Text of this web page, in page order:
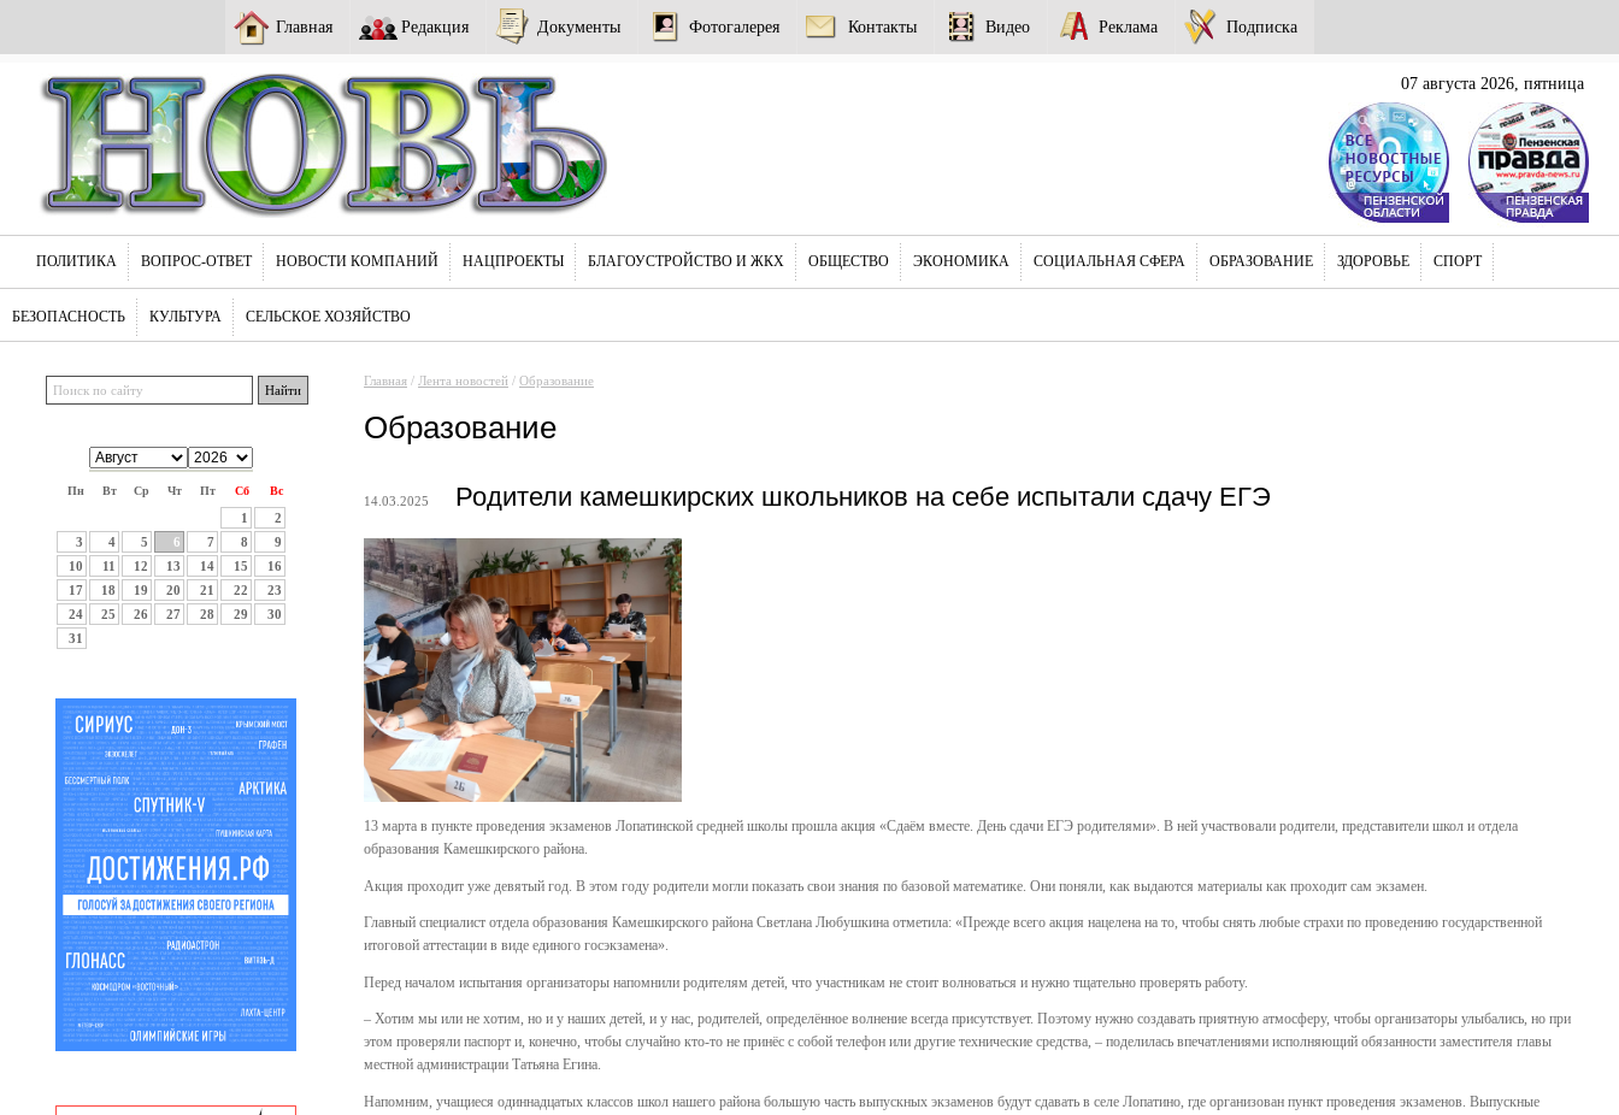
Главная Редакция Документы Фотогалерея Контакты Видео Реклама Подписка
07 августа 2026, пятница
ПОЛИТИКА ВОПРОС-ОТВЕТ НОВОСТИ КОМПАНИЙ НАЦПРОЕКТЫ БЛАГОУСТРОЙСТВО И ЖКХ ОБЩЕСТВО ЭКОНОМИКА СОЦИАЛЬНАЯ СФЕРА ОБРАЗОВАНИЕ ЗДОРОВЬЕ СПОРТ
БЕЗОПАСНОСТЬ КУЛЬТУРА СЕЛЬСКОЕ ХОЗЯЙСТВО
Пн Вт Ср Чт Пт Сб Вс
1
2
3
4 5 6 7 8
9
10
11 12 13 14 15
16
17
18 19 20 21 22
23
24
25 26 27 28 29
30
31
Главная / Лента новостей / Образование
Образование
14.03.2025 Родители камешкирских школьников на себе испытали сдачу ЕГЭ
13 марта в пункте проведения экзаменов Лопатинской средней школы прошла акция «Сдаём вместе. День сдачи ЕГЭ родителями». В ней участвовали родители, представители школ и отдела
образования Камешкирского района.
Акция проходит уже девятый год. В этом году родители могли показать свои знания по базовой математике. Они поняли, как выдаются материалы как проходит сам экзамен.
Главный специалист отдела образования Камешкирского района Светлана Любушкина отметила: «Прежде всего акция нацелена на то, чтобы снять любые страхи по проведению государственной
итоговой аттестации в виде единого госэкзамена».
Перед началом испытания организаторы напомнили родителям детей, что участникам не стоит волноваться и нужно тщательно проверять работу.
– Хотим мы или не хотим, но и у наших детей, и у нас, родителей, определённое волнение всегда присутствует. Поэтому нужно создавать приятную атмосферу, чтобы организаторы улыбались, но при
этом проверяли паспорт и, конечно, чтобы случайно кто-то не принёс с собой телефон или другие технические средства, – поделилась впечатлениями исполняющий обязанности заместителя главы
местной администрации Татьяна Егина.
Напомним, учащиеся одиннадцатых классов школ нашего района большую часть выпускных экзаменов будут сдавать в селе Лопатино, где организован пункт проведения экзаменов. Выпускные